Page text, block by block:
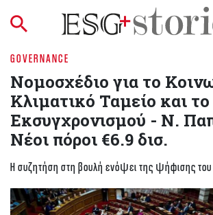
GOVERNANCE
Νομοσχέδιο για το
Κλιματικό Ταμείο και
Εκσυγχρονισμού - Ν.
Νέοι πόροι €6.9 δισ.
Η συζητήση στη βουλή ενόψει της ψήφισης του